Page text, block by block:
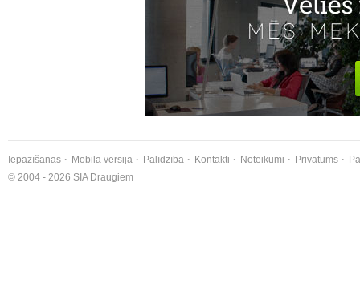
Iepazīšanās Mobilā versija Palīdzība Kontakti Noteikumi Privātums
© 2004 - 2026 SIA Draugiem